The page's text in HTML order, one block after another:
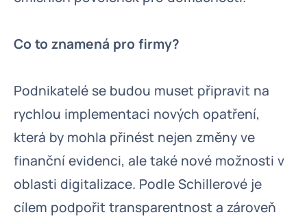
Co to znamená pro firmy?
Podnikatelé se budou muset připravit na
rychlou implementaci nových opatření,
která by mohla přinést nejen změny ve
finanční evidenci, ale také nové možnosti v
oblasti digitalizace. Podle Schillerové je
cílem podpořit transparentnost a zároveň